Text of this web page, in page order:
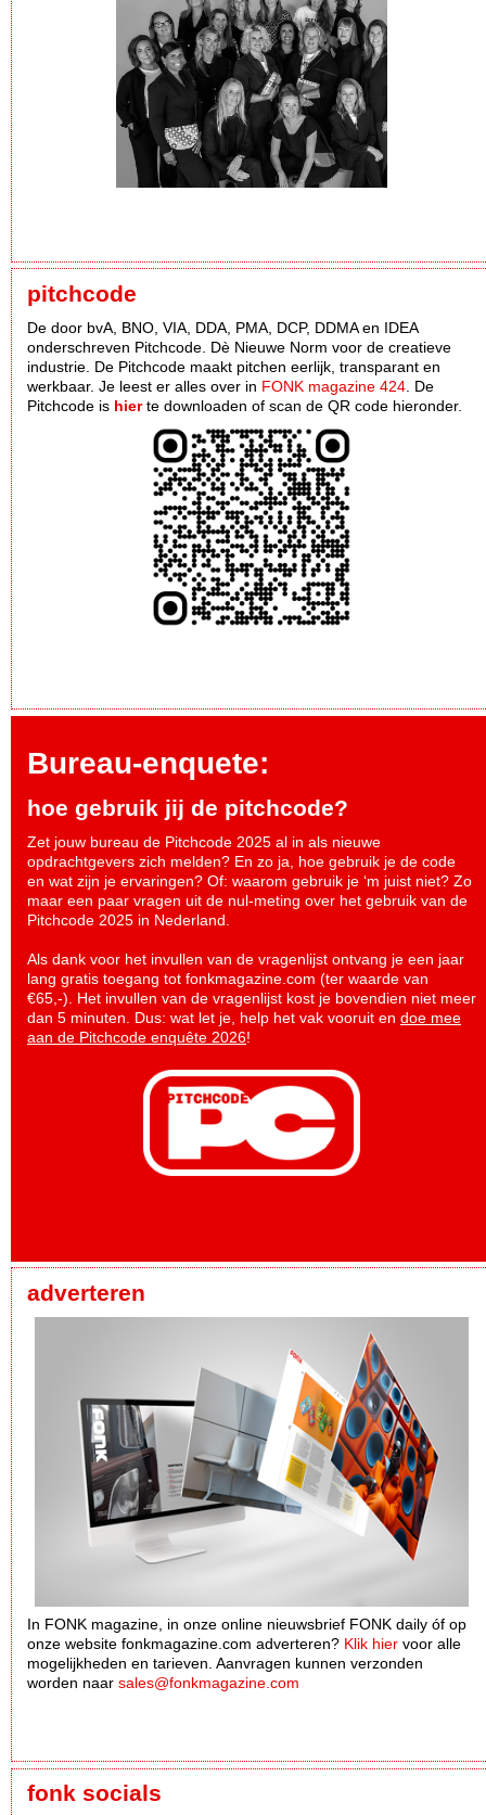
pitchcode
De door bvA, BNO, VIA, DDA, PMA, DCP, DDMA en IDEA
onderschreven Pitchcode. Dè Nieuwe Norm voor de creatieve
industrie. De Pitchcode maakt pitchen eerlijk, transparant en
werkbaar. Je leest er alles over in FONK magazine 424 . De
Pitchcode is hierte downloaden of scan de QR code hieronder.
Bureau-enquete:
hoe gebruik jij de pitchcode?
Zet jouw bureau de Pitchcode 2025 al in als nieuwe
opdrachtgevers zich melden? En zo ja, hoe gebruik je de code
en wat zijn je ervaringen? Of: waarom gebruik je ‘m juist niet? Zo
maar een paar vragen uit de nul-meting over het gebruik van de
Pitchcode 2025 in Nederland.
Als dank voor het invullen van de vragenlijst ontvang je een jaar
lang gratis toegang tot fonkmagazine.com (ter waarde van
€65,-). Het invullen van de vragenlijst kost je bovendien niet meer
dan 5 minuten. Dus: wat let je, help het vak vooruit en doe mee
aan de Pitchcode enquête 2026!
adverteren
In FONK magazine, in onze online nieuwsbrief FONK daily óf op
onze website fonkmagazine.com adverteren? Klik hier voor alle
mogelijkheden en tarieven. Aanvragen kunnen verzonden
worden naar sales@fonkmagazine.com
fonk socials